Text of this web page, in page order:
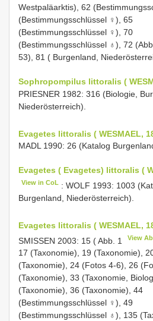
Westpaläarktis), 62
(Bestimmungsschlüssel ♀), 65
(Bestimmungsschlüssel ♀), 70
(Bestimmungsschlüssel ♁), 72
53), 81 ( Burgenland,
Sophropompilus littoralis (
PRIESNER 1982: 316 (Biologie,
Niederösterreich).
Evagetes littoralis ( WESMAEL,
MADL 1990: 26 (Katalog
Evagetes ( Evagetes) littoralis (
View in CoL : WOLF 1993: 1003
Burgenland, Niederösterreich).
Evagetes littoralis ( WESMAEL,
SMISSEN 2003: 15 ( Abb. 1
View
17 (Taxonomie), 19 (Taxonomie),
(Taxonomie), 24 (Fotos 4-6), 26
(Taxonomie), 33 (Taxonomie,
(Taxonomie), 36 (Taxonomie), 44
(Bestimmungsschlüssel ♀), 49
(Bestimmungsschlüssel ♁), 135